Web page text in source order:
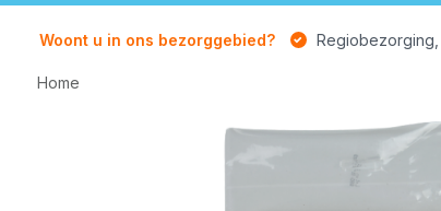
Woont u in ons bezorggebied? Regiobezorging,
Home